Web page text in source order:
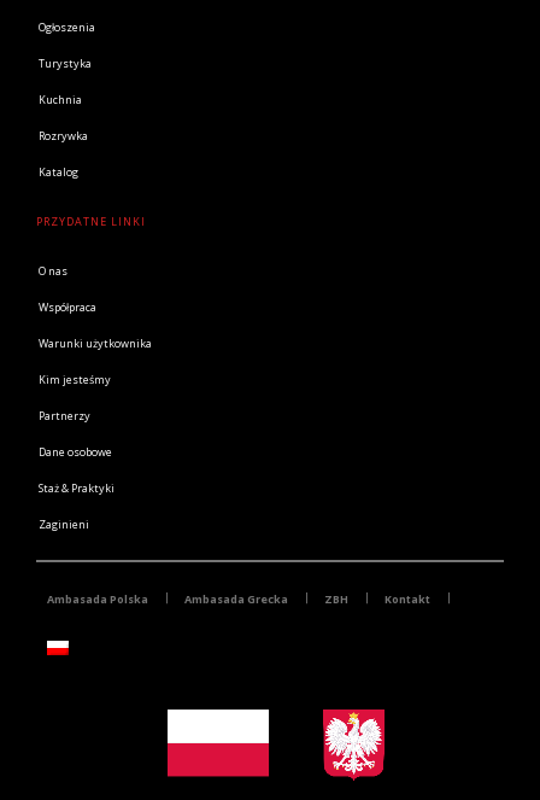
Ogłoszenia
Turystyka
Kuchnia
Rozrywka
Katalog
PRZYDATNE LINKI
O nas
Współpraca
Warunki użytkownika
Kim jesteśmy
Partnerzy
Dane osobowe
Staż & Praktyki
Zaginieni
Ambasada Polska Ambasada Grecka ZBH Kontakt